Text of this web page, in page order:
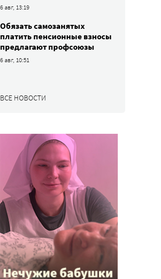
6 авг, 13:19
Обязать самозанятых
платить пенсионные взносы
предлагают профсоюзы
6 авг, 10:51
ВСЕ НОВОСТИ